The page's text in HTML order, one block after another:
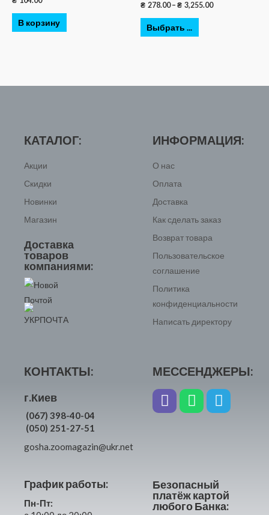
В корзину
₴ 278.00– ₴ 3,255.00
Выбрать ...
КАТАЛОГ:
Акции
Скидки
Новинки
Магазин
Доставка
товаров
компаниями:
ИНФОРМАЦИЯ:
О нас
Оплата
Доставка
Как сделать заказ
Возврат товара
Пользовательское
соглашение
Политика
конфиденциальности
Написать директору
КОНТАКТЫ:
г.Киев
(067) 398-40-04
(050) 251-27-51
gosha.zoomagazin@ukr.net
График работы:
Пн-Пт:
МЕССЕНДЖЕРЫ:
Безопасный
платёж картой
любого Банка: